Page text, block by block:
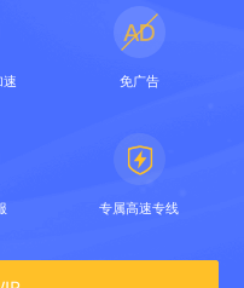
速 免广告
专属高速专线